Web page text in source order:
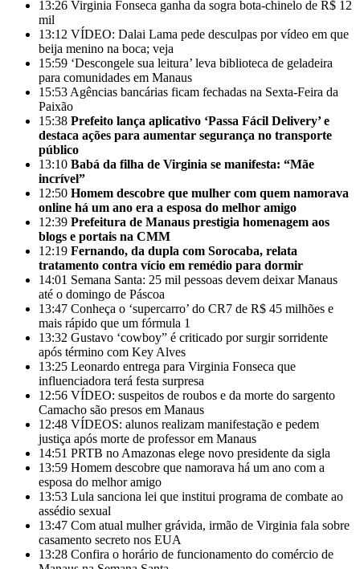
13:26 Virginia Fonseca ganha da sogra bota-chinelo de R$ 12
mil
13:12 VÍDEO: Dalai Lama pede desculpas por vídeo em que
beija menino na boca; veja
15:59 ‘Descongele sua leitura’ leva biblioteca de geladeira
para comunidades em Manaus
15:53 Agências bancárias ficam fechadas na Sexta-Feira da
Paixão
15:38 Prefeito lança aplicativo ‘Passa Fácil Delivery’ e
destaca ações para aumentar segurança no transporte
público
13:10 Babá da filha de Virginia se manifesta: “Mãe
incrível”
12:50 Homem descobre que mulher com quem namorava
online há um ano era a esposa do melhor amigo
12:39 Prefeitura de Manaus prestigia homenagem aos
blogs e portais na CMM
12:19 Fernando, da dupla com Sorocaba, relata
tratamento contra vício em remédio para dormir
14:01 Semana Santa: 25 mil pessoas devem deixar Manaus
até o domingo de Páscoa
13:47 Conheça o ‘supercarro’ do CR7 de R$ 45 milhões e
mais rápido que um fórmula 1
13:32 Gustavo ‘cowboy” é criticado por surgir sorridente
após término com Key Alves
13:25 Leonardo entrega para Virginia Fonseca que
influenciadora terá festa surpresa
12:56 VÍDEO: suspeitos de roubos e da morte do sargento
Camacho são presos em Manaus
12:48 VÍDEOS: alunos realizam manifestação e pedem
justiça após morte de professor em Manaus
14:51 PRTB no Amazonas elege novo presidente da sigla
13:59 Homem descobre que namorava há um ano com a
esposa do melhor amigo
13:53 Lula sanciona lei que institui programa de combate ao
assédio sexual
13:47 Com atual mulher grávida, irmão de Virginia fala sobre
casamento secreto nos EUA
13:28 Confira o horário de funcionamento do comércio de